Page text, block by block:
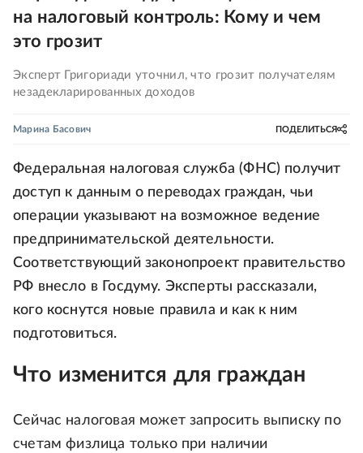
на налоговый контроль: Кому и чем
это грозит
Эксперт Григориади уточнил, что грозит получателям
незадекларированных доходов
Марина Басович ПОДЕЛИТЬСЯ
Федеральная налоговая служба (ФНС) получит
доступ к данным о переводах граждан, чьи
операции указывают на возможное ведение
предпринимательской деятельности.
Соответствующий законопроект правительство
РФ внесло в Госдуму. Эксперты рассказали,
кого коснутся новые правила и как к ним
подготовиться.
Что изменится для граждан
Сейчас налоговая может запросить выписку по
счетам физлица только при наличии